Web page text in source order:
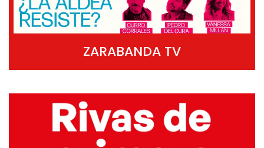
ZARABANDA TV